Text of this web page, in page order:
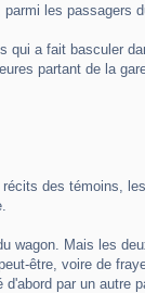
les passagers
a fait basculer
partant de la
des témoins,
wagon. Mais les
être, voire de
par un autre